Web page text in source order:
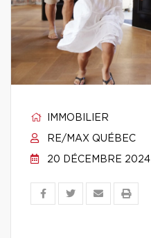
IMMOBILIER
RE/MAX QUÉBEC
20 DÉCEMBRE 2024